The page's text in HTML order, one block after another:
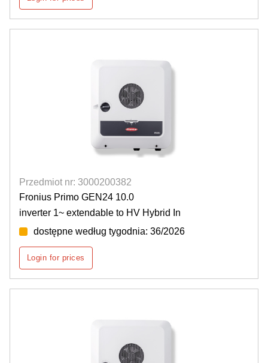
Przedmiot nr: 3000200382
Fronius Primo GEN24 10.0
inverter 1~ extendable to HV Hybrid In
dostępne według tygodnia: 36/2026
Login for prices